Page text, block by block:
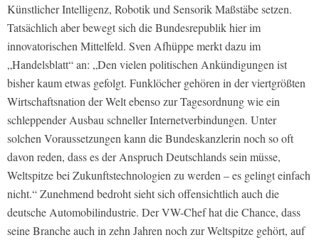
Künstlicher Intelligenz, Robotik und Sensorik Maßstäbe setzen.
Tatsächlich aber bewegt sich die Bundesrepublik hier im
innovatorischen Mittelfeld. Sven Afhüppe merkt dazu im
„Handelsblatt“ an: „Den vielen politischen Ankündigungen ist
bisher kaum etwas gefolgt. Funklöcher gehören in der viertgrößten
Wirtschaftsnation der Welt ebenso zur Tagesordnung wie ein
schleppender Ausbau schneller Internetverbindungen. Unter
solchen Voraussetzungen kann die Bundeskanzlerin noch so oft
davon reden, dass es der Anspruch Deutschlands sein müsse,
Weltspitze bei Zukunftstechnologien zu werden – es gelingt einfach
nicht.“ Zunehmend bedroht sieht sich offensichtlich auch die
deutsche Automobilindustrie. Der VW-Chef hat die Chance, dass
seine Branche auch in zehn Jahren noch zur Weltspitze gehört, auf